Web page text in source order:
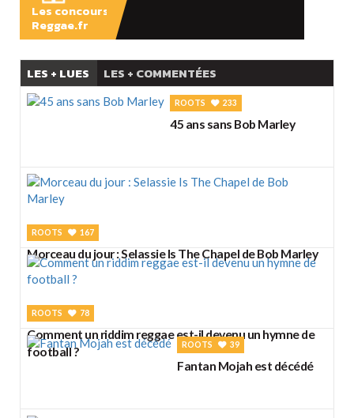
Les concours
Reggae.fr
LES + LUES LES + COMMENTÉES
ROOTS 233
45 ans sans Bob Marley
ROOTS 167
Morceau du jour : Selassie Is The Chapel de Bob Marley
ROOTS 78
Comment un riddim reggae est-il devenu un hymne de
football ?
ROOTS 39
Fantan Mojah est décédé